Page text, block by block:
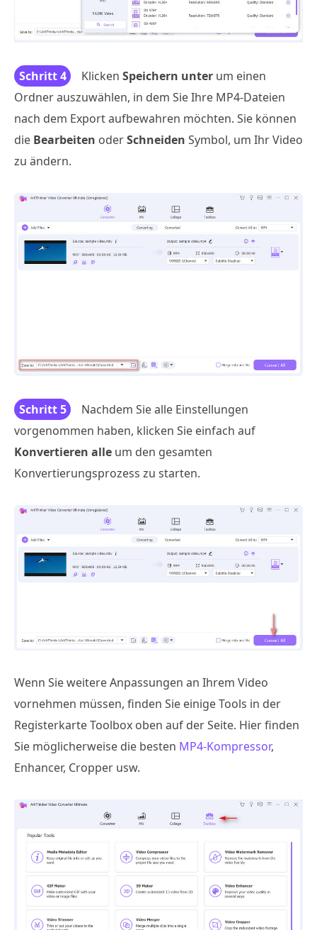
Schritt 4 Klicken Speichern unter um einen
Ordner auszuwählen, in dem Sie Ihre MP4-Dateien
nach dem Export aufbewahren möchten. Sie können
die Bearbeiten oderSchneiden Symbol, um Ihr Video
zu ändern.
Schritt 5
Nachdem Sie alle Einstellungen
vorgenommen haben, klicken Sie einfach auf
Konvertieren alle um den gesamten
Konvertierungsprozess zu starten.
Wenn Sie weitere Anpassungen an Ihrem Video
vornehmen müssen, finden Sie einige Tools in der
Registerkarte Toolbox oben auf der Seite. Hier finden
Sie möglicherweise die besten MP4-Kompressor,
Enhancer, Cropper usw.